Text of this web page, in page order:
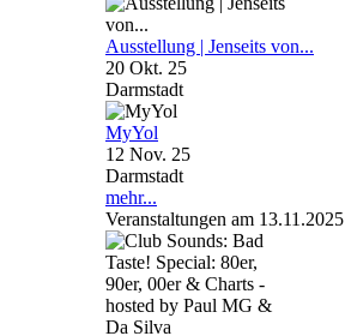
Ausstellung | Jenseits von...
20 Okt. 25
Darmstadt
MyYol
12 Nov. 25
Darmstadt
mehr...
Veranstaltungen am 13.11.2025